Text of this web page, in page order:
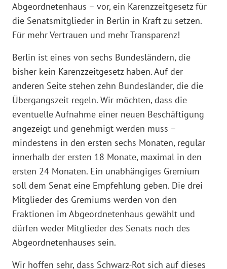
Abgeordnetenhaus – vor, ein Karenzzeitgesetz für
die Senatsmitglieder in Berlin in Kraft zu setzen.
Für mehr Vertrauen und mehr Transparenz!
Berlin ist eines von sechs Bundesländern, die
bisher kein Karenzzeitgesetz haben. Auf der
anderen Seite stehen zehn Bundesländer, die die
Übergangszeit regeln. Wir möchten, dass die
eventuelle Aufnahme einer neuen Beschäftigung
angezeigt und genehmigt werden muss –
mindestens in den ersten sechs Monaten, regulär
innerhalb der ersten 18 Monate, maximal in den
ersten 24 Monaten. Ein unabhängiges Gremium
soll dem Senat eine Empfehlung geben. Die drei
Mitglieder des Gremiums werden von den
Fraktionen im Abgeordnetenhaus gewählt und
dürfen weder Mitglieder des Senats noch des
Abgeordnetenhauses sein.
Wir hoffen sehr, dass Schwarz-Rot sich auf dieses